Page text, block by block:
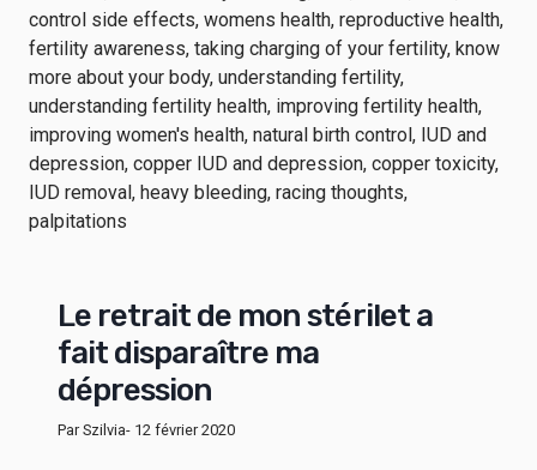
Le retrait de mon stérilet a
fait disparaître ma
dépression
Par Szilvia- 12 février 2020